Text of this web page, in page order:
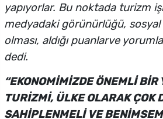
yapıyorlar. Bu noktada turizm
medyadaki görünürlüğü,
olması, aldığı puanlarve
dedi.
“EKONOMİMİZDE ÖNEMLİ BİR
TURİZMİ, ÜLKE OLARAK ÇOK
SAHİPLENMELİ VE